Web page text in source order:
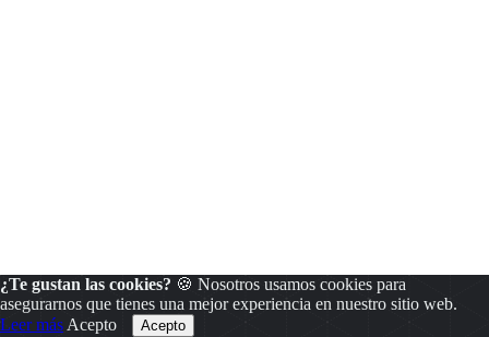
¿Te gustan las cookies? 🍪 Nosotros usamos cookies para
asegurarnos que tienes una mejor experiencia en nuestro sitio web.
Leer más Acepto